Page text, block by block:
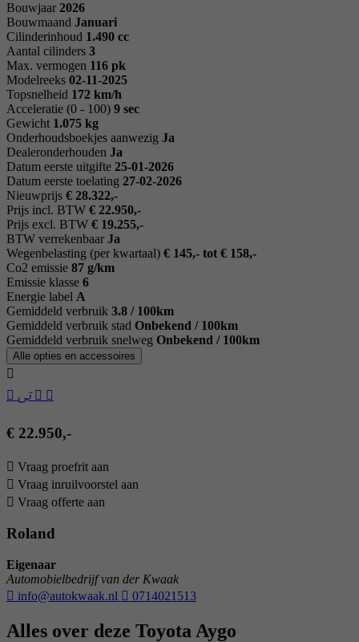
Bouwjaar 2026
Bouwmaand Januari
Cilinderinhoud 1.490 cc
Aantal cilinders 3
Max. vermogen 116 pk
Modelreeks 02-11-2025
Topsnelheid 172 km/h
Acceleratie (0 - 100) 9 sec
Gewicht 1.075 kg
Onderhoudsboekjes aanwezig Ja
Dealeronderhouden Ja
Datum eerste uitgifte 25-01-2026
Datum eerste toelating 27-02-2026
Nieuwprijs € 28.322,-
Prijs incl. BTW € 22.950,-
Prijs excl. BTW € 19.255,-
BTW verrekenbaar Ja
Wegenbelasting (per kwartaal) € 145,- tot € 158,-
Co2 emissie 87 g/km
Emissie klasse 6
Energie label A
Gemiddeld verbruik 3.8 / 100km
Gemiddeld verbruik stad Onbekend / 100km
Gemiddeld verbruik snelweg Onbekend / 100km
Alle opties en accessoires
€ 22.950,-
Vraag proefrit aan
Vraag inruilvoorstel aan
Vraag offerte aan
Roland
Eigenaar
Automobielbedrijf van der Kwaak
info@autokwaak.nl
0714021513
Alles over deze Toyota Aygo